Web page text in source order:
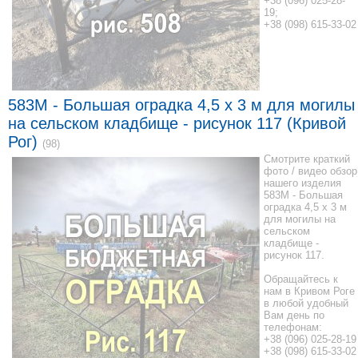
19;
+38 (098) 615-33-02
583M - Большая оградка 4,5 x 3 м для могилы
на сельском кладбище - рисунок 117 (Кривой
Рог) (98)
Смотрите краткий
фото / видео обзор
нашего изделия
583M - Большая
оградка 4,5 x 3 м
для могилы на
сельском
кладбище -
рисунок 117.
Обращайтесь к
нам в Кривом Роге
в любой удобный
Вам день по
телефонам:
+38 (096) 025-28-19
+38 (098) 615-33-02